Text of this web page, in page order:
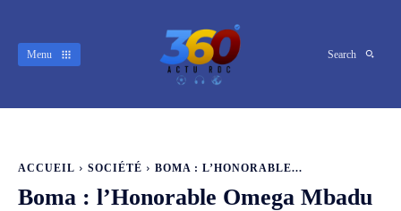
Menu Search
ACCUEIL SOCIÉTÉ BOMA : L’HONORABLE...
Boma : l’Honorable Omega Mbadu